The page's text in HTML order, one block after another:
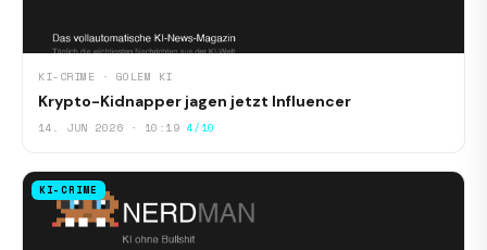
KI-CRIME · GOLEM KI
Krypto-Kidnapper jagen jetzt Influencer
14. JUN 2026 · 10:19 4/10
KI-CRIME